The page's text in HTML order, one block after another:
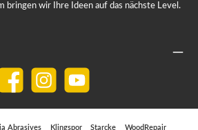
bringen wir Ihre Ideen auf das nächste Level.
Instagram YouTube
Abrasives Klingspor Starcke WoodRepair